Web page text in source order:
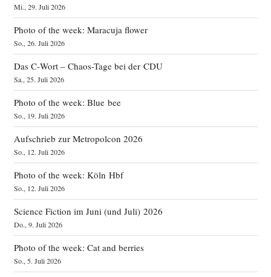
Mi., 29. Juli 2026
Photo of the week: Maracuja flower
So., 26. Juli 2026
Das C‑Wort – Chaos-Tage bei der CDU
Sa., 25. Juli 2026
Photo of the week: Blue bee
So., 19. Juli 2026
Aufschrieb zur Metropolcon 2026
So., 12. Juli 2026
Photo of the week: Köln Hbf
So., 12. Juli 2026
Science Fiction im Juni (und Juli) 2026
Do., 9. Juli 2026
Photo of the week: Cat and berries
So., 5. Juli 2026